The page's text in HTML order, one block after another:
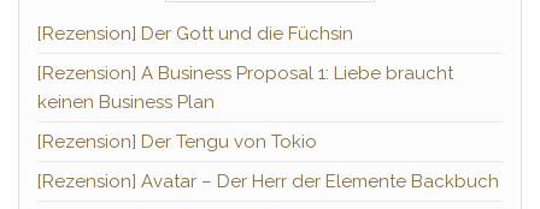
[Rezension] Der Gott und die Füchsin
[Rezension] A Business Proposal 1: Liebe braucht
keinen Business Plan
[Rezension] Der Tengu von Tokio
[Rezension] Avatar – Der Herr der Elemente Backbuch